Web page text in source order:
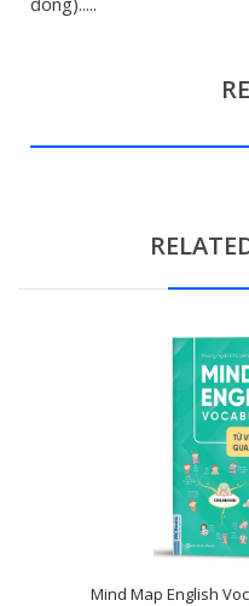
Mind Map English